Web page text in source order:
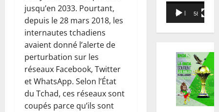
jusqu’en 2033. Pourtant,
depuis le 28 mars 2018, les
internautes tchadiens
avaient donné l’alerte de
perturbation sur les
réseaux Facebook, Twitter
et WhatsApp. Selon l’État
du Tchad, ces réseaux sont
coupés parce qu’ils sont
Lecteur
vidéo
00:00 58:18